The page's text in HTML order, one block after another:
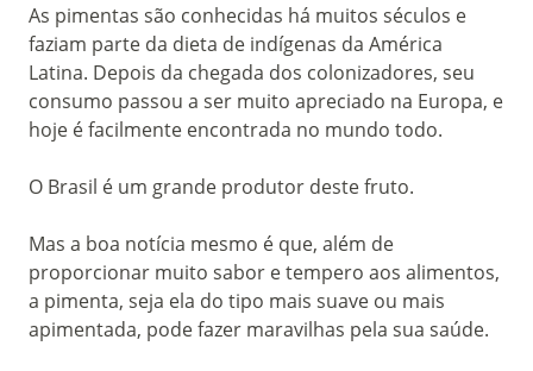
As pimentas são conhecidas há muitos séculos e
faziam parte da dieta de indígenas da América
Latina. Depois da chegada dos colonizadores, seu
consumo passou a ser muito apreciado na Europa, e
hoje é facilmente encontrada no mundo todo.
O Brasil é um grande produtor deste fruto.
Mas a boa notícia mesmo é que, além de
proporcionar muito sabor e tempero aos alimentos,
a pimenta, seja ela do tipo mais suave ou mais
apimentada, pode fazer maravilhas pela sua saúde.